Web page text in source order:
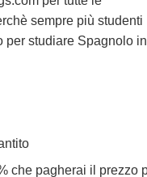
sempre più studenti
per studiare Spagnolo in
che pagherai il prezzo